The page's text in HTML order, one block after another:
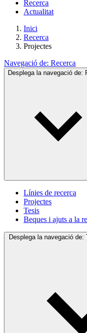
Recerca
Actualitat
Inici
Recerca
Projectes
Navegació de: Recerca
Desplega la navegació de:
Línies de recerca
Projectes
Tesis
Beques i ajuts a la
Desplega la navegació de: